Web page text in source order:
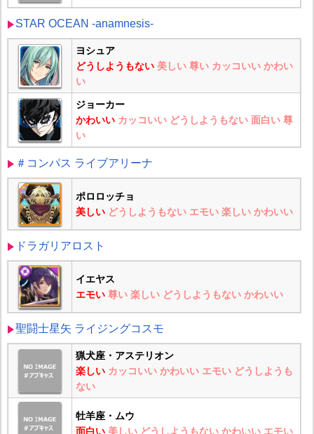
STAR OCEAN -anamnesis-
ヨシュア
どうしようもない 美しい 尊い カッコいい かわい
い
ジョーカー
かわいい カッコいい どうしようもない 面白い 尊
い
＃コンパス ライブアリーナ
ポロロッチョ
美しい どうしようもない エモい 楽しい かわいい
ドラガリアロスト
イエヤス
エモい 尊い 楽しい どうしようもない かわいい
聖闘士星矢 ライジングコスモ
猟犬座・アステリオン
楽しい カッコいい かわいい エモい どうしようも
ない
牡羊座・ムウ
面白い 美しい どうしようもない かわいい エモい